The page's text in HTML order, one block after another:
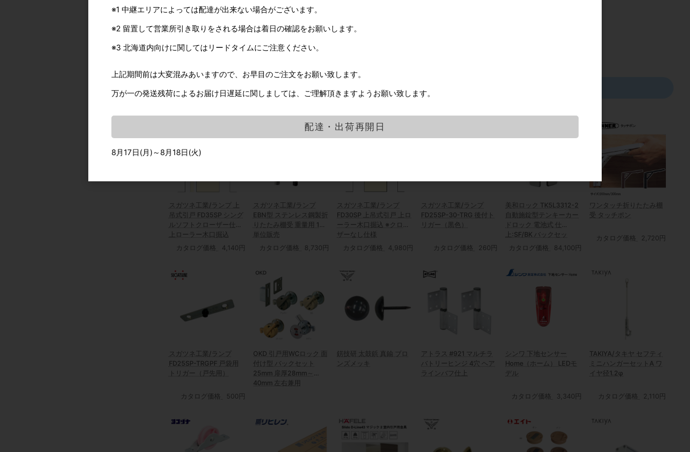
おすすめ商品
スガツネ工業/ランプ 上
吊式引戸 FD35SP シング
ルソフトクローザー仕様
上ローラー木口掘込
カタログ価格
4,140円
スガツネ工業/ランプ
EBN型 ステンレス鋼製折
りたたみ棚受 重量用 1本
単位販売
カタログ価格
8,730円
スガツネ工業/ランプ
FD30SP 上吊式引戸 上ロ
ーラー木口掘込 ※クロー
ザーなし仕様
カタログ価格
4,980円
スガツネ工業/ランプ
FD25SP-30-TRG 後付ト
リガー（黒色）
カタログ価格 260円
美和ロック TK5L3312-2
自動施錠型テンキーカー
ドロック 電池式 仕
上:SF/BK バックセッ
ト:51mm/64mm 扉厚可
能範囲33mm～41mm
カタログ価格 84,100円
ワンタッチ折りたたみ棚
受 タッチポン
カタログ価格 2,720円
スガツネ工業/ランプ
FD25SP-TRGPF 戸袋用
トリガー（戸先用）
カタログ価格 500円
OKD 引戸用WCロック 面
付け型 バックセット
25mm 扉厚28mm～
40mm 左右兼用
錺技研 太鼓鋲 真鍮 ブロ
ンズメッキ
アトラス #921 マルチラ
バトリーヒンジ 4穴 ヘア
ラインバフ仕上
シンワ 下地センサー
Home（ホーム） LEDモ
デル
カタログ価格 3,340円
TAKIYA/タキヤ セフティ
ミニハンガーセットA ワ
イヤ径1.2φ
カタログ価格 2,110円
※1 中継エリアによっては配達が出来ない場合がございます。
※2 留置して営業所引き取りをされる場合は着日の確認をお願いします。
※3 北海道内向けに関してはリードタイムにご注意ください。
上記期間前は大変混みあいますので、お早目のご注文をお願い致します。
万が一の発送残荷によるお届け日遅延に関しましては、ご理解頂きますようお願い致します。
配達・出荷再開日
8月17日(月)～8月18日(火)